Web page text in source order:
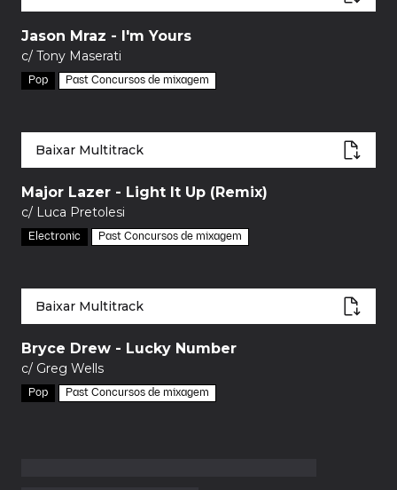
Jason Mraz - I'm Yours
c/ Tony Maserati
Pop Past Concursos de mixagem
Baixar Multitrack
Major Lazer - Light It Up (Remix)
c/ Luca Pretolesi
Electronic Past Concursos de mixagem
Baixar Multitrack
Bryce Drew - Lucky Number
c/ Greg Wells
Pop Past Concursos de mixagem